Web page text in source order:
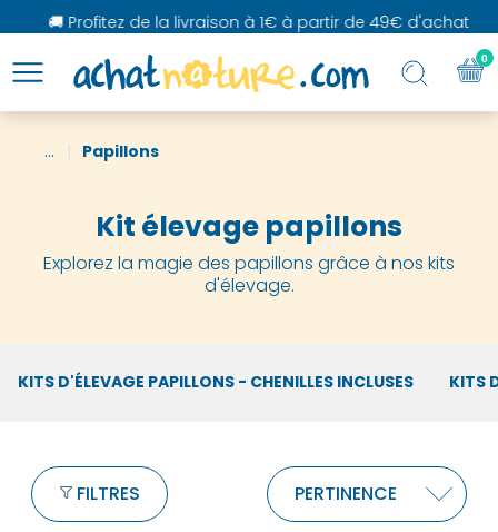
🚚 Profitez de la livraison à 1€ à partir de 49€ d'achat
... Papillons
Kit élevage papillons
Explorez la magie des papillons grâce à nos kits
d'élevage.
KITS D'ÉLEVAGE PAPILLONS - CHENILLES INCLUSES KITS
FILTRES
0